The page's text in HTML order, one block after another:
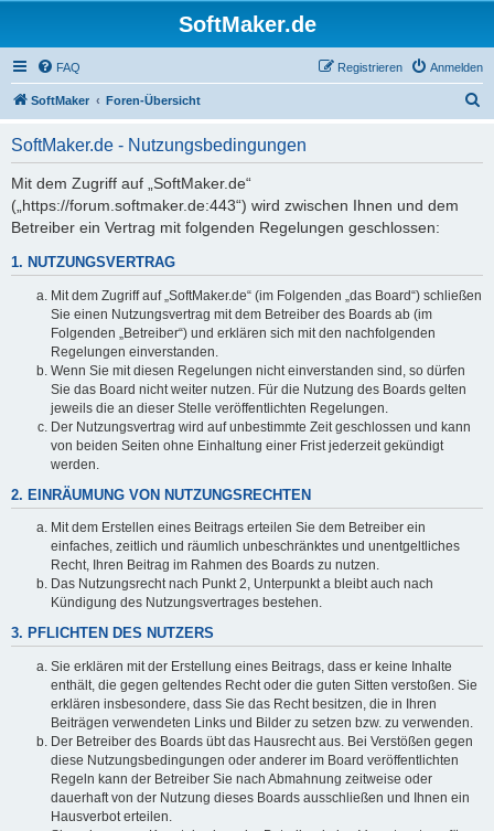
SoftMaker.de
FAQ Anmelden
Registrieren
SoftMaker Foren-Übersicht
SoftMaker.de - Nutzungsbedingungen
Mit dem Zugriff auf „SoftMaker.de“
(„https://forum.softmaker.de:443“) wird zwischen Ihnen und dem
Betreiber ein Vertrag mit folgenden Regelungen geschlossen:
1. NUTZUNGSVERTRAG
Mit dem Zugriff auf „SoftMaker.de“ (im Folgenden „das Board“) schließen
Sie einen Nutzungsvertrag mit dem Betreiber des Boards ab (im
Folgenden „Betreiber“) und erklären sich mit den nachfolgenden
Regelungen einverstanden.
Wenn Sie mit diesen Regelungen nicht einverstanden sind, so dürfen
Sie das Board nicht weiter nutzen. Für die Nutzung des Boards gelten
jeweils die an dieser Stelle veröffentlichten Regelungen.
Der Nutzungsvertrag wird auf unbestimmte Zeit geschlossen und kann
von beiden Seiten ohne Einhaltung einer Frist jederzeit gekündigt
werden.
2. EINRÄUMUNG VON NUTZUNGSRECHTEN
Mit dem Erstellen eines Beitrags erteilen Sie dem Betreiber ein
einfaches, zeitlich und räumlich unbeschränktes und unentgeltliches
Recht, Ihren Beitrag im Rahmen des Boards zu nutzen.
Das Nutzungsrecht nach Punkt 2, Unterpunkt a bleibt auch nach
Kündigung des Nutzungsvertrages bestehen.
3. PFLICHTEN DES NUTZERS
Sie erklären mit der Erstellung eines Beitrags, dass er keine Inhalte
enthält, die gegen geltendes Recht oder die guten Sitten verstoßen. Sie
erklären insbesondere, dass Sie das Recht besitzen, die in Ihren
Beiträgen verwendeten Links und Bilder zu setzen bzw. zu verwenden.
Der Betreiber des Boards übt das Hausrecht aus. Bei Verstößen gegen
diese Nutzungsbedingungen oder anderer im Board veröffentlichten
Regeln kann der Betreiber Sie nach Abmahnung zeitweise oder
dauerhaft von der Nutzung dieses Boards ausschließen und Ihnen ein
Hausverbot erteilen.